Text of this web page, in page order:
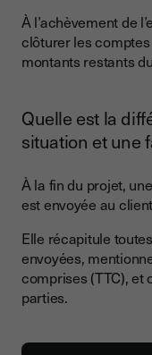
À l’achèvement de
clôturer les
montants restants
Quelle est la
situation et une
À la fin du projet,
est envoyée au
Elle récapitule
envoyées,
comprises (TTC), et
parties.